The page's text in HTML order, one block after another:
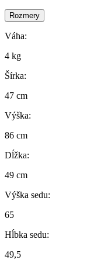
Rozmery
Váha:
4 kg
Šírka:
47 cm
Výška:
86 cm
Dĺžka:
49 cm
Výška sedu:
65
Hĺbka sedu:
49,5